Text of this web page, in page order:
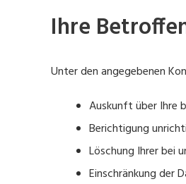
Ihre
Unter den angegebenen
Auskunft über Ihre
Berichtigung
Löschung Ihrer bei
Einschränkung der